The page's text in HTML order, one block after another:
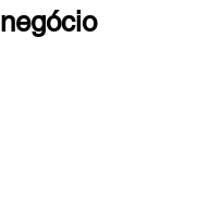
negócio